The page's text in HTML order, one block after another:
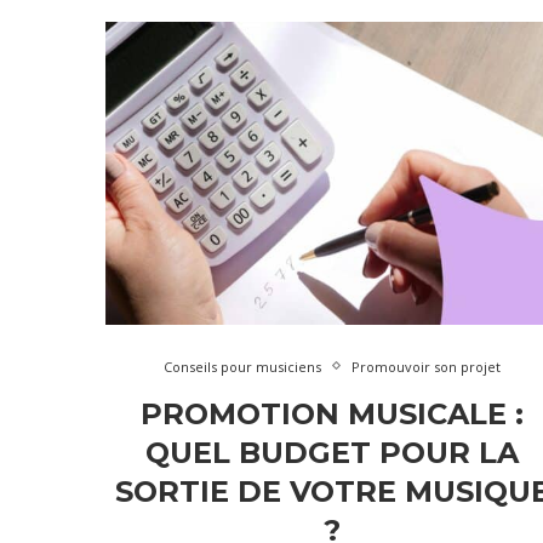
Conseils pour musiciens Promouvoir son projet
PROMOTION MUSICALE :
QUEL BUDGET POUR LA
SORTIE DE VOTRE
?